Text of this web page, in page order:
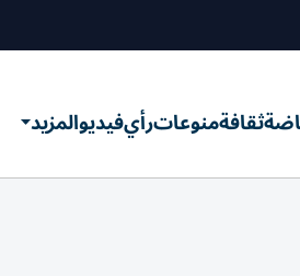
ثقافةمنوعاترأيفيديوالمزيد